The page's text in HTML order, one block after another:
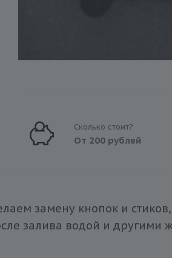
Сколько стоит?
От 200 рублей
замену кнопок и
залива водой и другими